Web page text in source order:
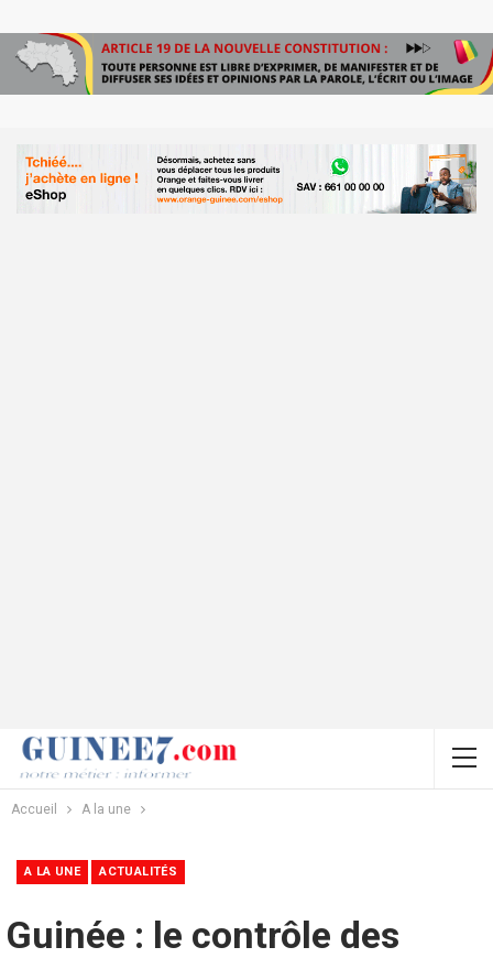
Accueil A la une
A LA UNE ACTUALITÉS
Guinée : le contrôle des